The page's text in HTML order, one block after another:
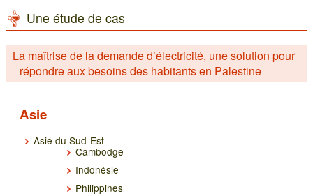
Une étude de cas
La maîtrise de la demande d’électricité, une solution pour
répondre aux besoins des habitants en Palestine
Asie
Asie du Sud-Est
Cambodge
Indonésie
Philippines